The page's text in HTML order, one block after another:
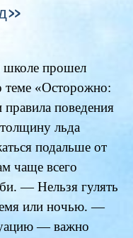
школе прошел
теме «Осторожно:
поведения
льда
подальше от
чаще всего
— Нельзя гулять
или ночью. —
— важно